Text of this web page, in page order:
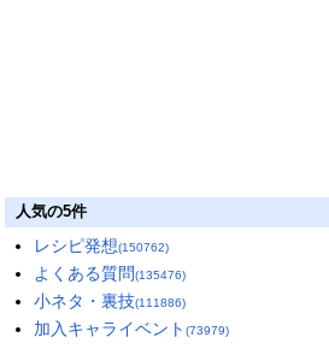
人気の5件
レシピ発想(150762)
よくある質問(135476)
小ネタ・裏技(111886)
加入キャライベント(73979)